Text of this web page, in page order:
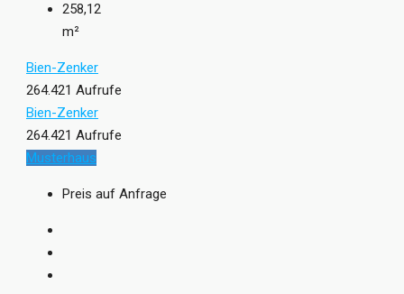
258,12
m²
Bien-Zenker
264.421 Aufrufe
Bien-Zenker
264.421 Aufrufe
Musterhaus
Preis auf Anfrage